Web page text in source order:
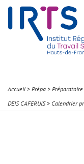
Accueil > Prépa > Préparatoire
DEIS CAFERUIS> Calendrier